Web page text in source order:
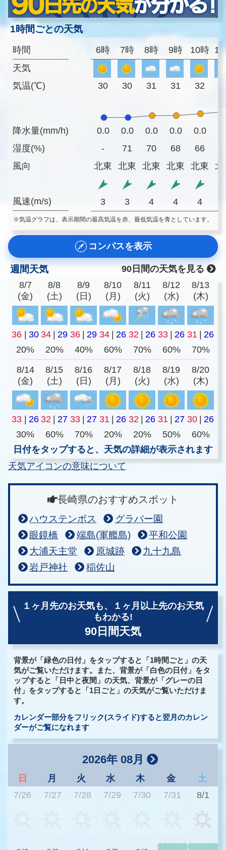
1時間ごとの天気
時間
天気
気温(℃)
降水量(mm/h)
湿度(%)
風向
風速(m/s)
6時 7時 8時 9時 10時
30 30 31 31 32
0.0 0.0 0.0 0.0 0.0
-
71 70 68 66
北東
北東 北東 北東 北東 北
3 3 4 4 4
※気温グラフは、表示期間の最高気温を赤、最低気温を青としています。
コンパスを表示
週間天気
90日間の天気を見る
8/7
(金)
8/8
(土)
8/9
(日)
8/10
(月)
8/11
(火)
8/12
(水)
8/13
(木)
36 | 30 34 | 29 36 | 29 34 | 26 32 | 26 33 | 26 31 | 26
20%
20% 40% 60% 70% 60% 70%
8/14
(金)
8/15
(土)
8/16
(日)
8/17
(月)
8/18
(火)
8/19
(水)
8/20
(木)
33 | 26 32 | 27 33 | 27 31 | 26 32 | 26 31 | 27 30 | 26
30%
60% 70% 20% 20% 50%
60%
日付をタップすると、天気の詳細が表示されます
天気アイコンの意味について
長崎県のおすすめスポット
ハウステンボス
グラバー園
眼鏡橋
端島(軍艦島)
平和公園
大浦天主堂
原城跡
九十九島
岩戸神社
稲佐山
１ヶ月先のお天気も、
１ヶ月以上先のお天気
もわかる!
90日間天気
背景が「緑色の日付」をタップすると「1時間ごと」の天
気がご覧いただけます。また、背景が「白色の日付」をタ
ップすると「日中と夜間」の天気、背景が「グレーの日
付」をタップすると「1日ごと」の天気がご覧いただけま
す。
カレンダー部分をフリック(スライド)すると翌月のカレン
ダーがご覧になれます
2026年 08月
日 月 火 水 木 金
土
7/26
7/27 7/28 7/29 7/30 7/31 8/1